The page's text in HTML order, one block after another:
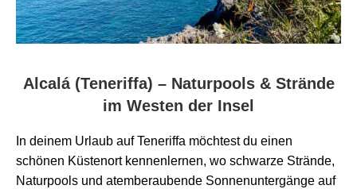
Alcalá (Teneriffa) – Naturpools & Strände
im Westen der Insel
In deinem Urlaub auf Teneriffa möchtest du einen
schönen Küstenort kennenlernen, wo schwarze Strände,
Naturpools und atemberaubende Sonnenuntergänge auf